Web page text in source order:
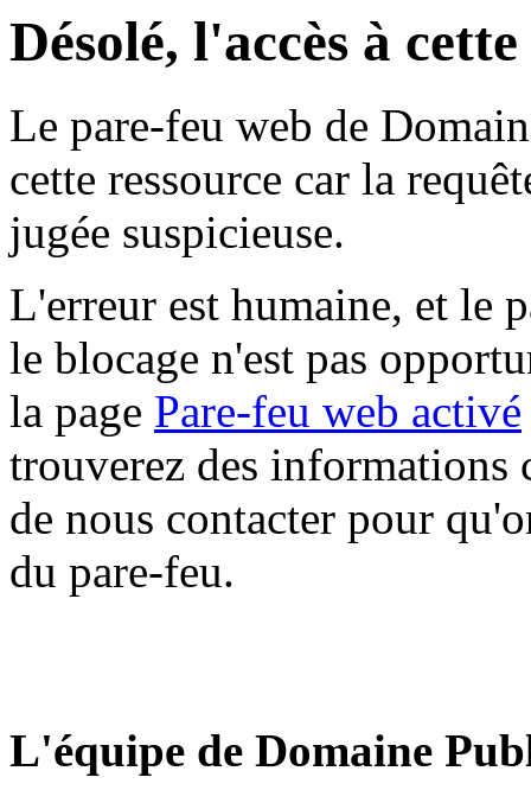
Désolé, l'accès à
Le pare-feu web de
cette ressource car la
jugée suspicieuse.
L'erreur est humaine, et le
le blocage n'est pas
la page Pare-feu web activé
trouverez des informations
de nous contacter pour
du pare-feu.
L'équipe de Domaine